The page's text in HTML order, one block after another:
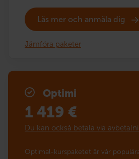
Läs mer och anmäla dig
Jämföra paketer
Optimi
1 419 €
Du kan också betala via
Optimal-kurspaketet är vår